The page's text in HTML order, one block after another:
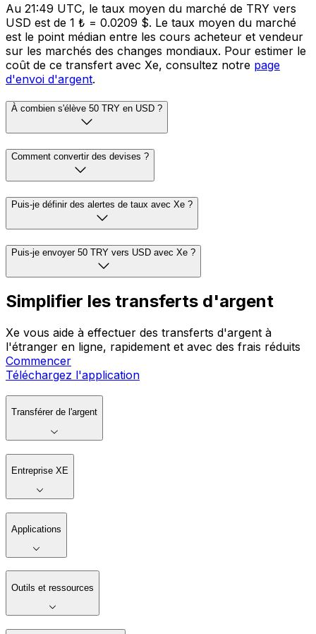
Au 21:49 UTC, le taux moyen du marché de TRY vers
USD est de 1 ₺ = 0.0209 $. Le taux moyen du marché
est le point médian entre les cours acheteur et vendeur
sur les marchés des changes mondiaux. Pour estimer le
coût de ce transfert avec Xe, consultez notre page
d'envoi d'argent.
À combien s'élève 50 TRY en USD ?
Comment convertir des devises ?
Puis-je définir des alertes de taux avec Xe ?
Puis-je envoyer 50 TRY vers USD avec Xe ?
Simplifier les transferts d'argent
Xe vous aide à effectuer des transferts d'argent à
l'étranger en ligne, rapidement et avec des frais réduits
Commencer
Téléchargez l'application
Transférer de l'argent
Entreprise XE
Applications
Outils et ressources